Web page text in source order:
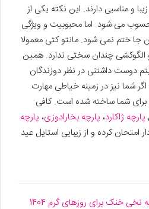
و مناسبی دارند. این نکته یکی از
می شود. اما محبوبیت و ویژگی
جا ختم نمی شود. مانتو کتی معمولا
الگوکشی چندان سختی ندارد. همین
دوست داشتنی در نظر دوزندگان
می کند. اگر شما نیز در زمینه خیاطی مهارت
برای شما ساخته شده است. کافی
پارچه ژاکارد، پارچه بخارادوزی، پارچه
امتحان کرده و از زیبایی استایل عید